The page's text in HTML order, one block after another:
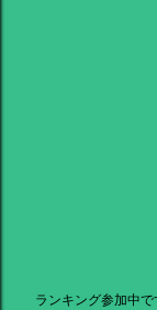
ランキング参加中